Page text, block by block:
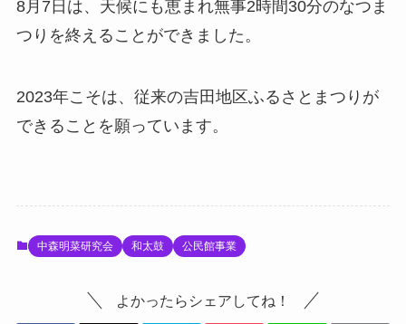
8月7日は、天候にも恵まれ無事2時間30分のなつま
つりを終えることができました。
2023年こそは、従来の吉田地区ふるさとまつりが
できることを願っています。
中森明菜研究会 和太鼓 公民館事業
よかったらシェアしてね！